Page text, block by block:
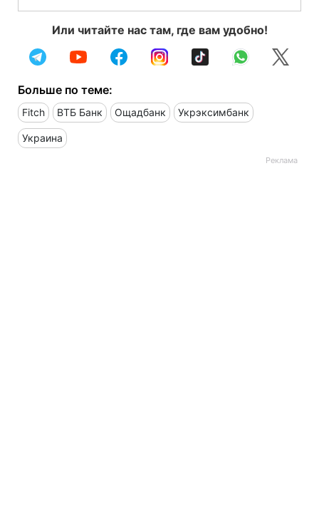
Или читайте нас там, где вам удобно!
Больше по теме:
Fitch ВТБ Банк Ощадбанк Укрэксимбанк
Украина